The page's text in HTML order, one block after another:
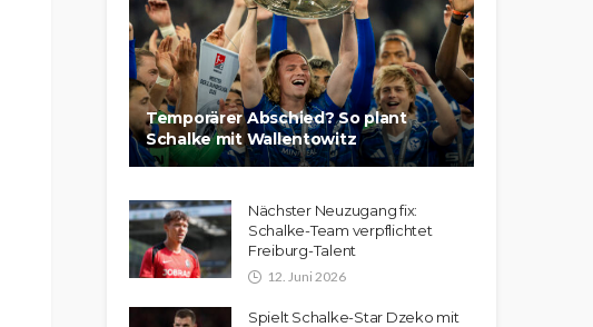
Temporärer Abschied? So plant
Schalke mit Wallentowitz
Nächster Neuzugang fix:
Schalke-Team verpflichtet
Freiburg-Talent
12. Juni 2026
Spielt Schalke-Star Dzeko mit